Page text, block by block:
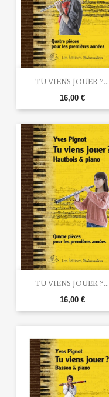
TU VIENS JOUER ?...
16,00 €
TU VIENS JOUER ?...
16,00 €